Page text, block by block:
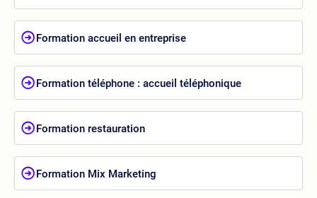
Formation accueil en entreprise
Formation téléphone : accueil téléphonique
Formation restauration
Formation Mix Marketing